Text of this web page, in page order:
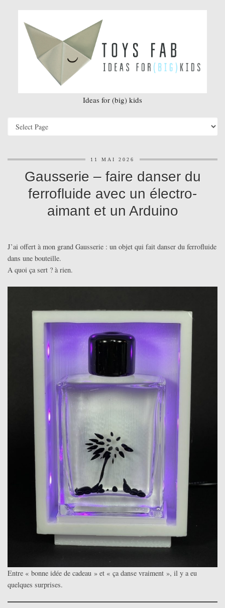
Ideas for (big) kids
11 MAI 2026
Gausserie – faire danser du
ferrofluide avec un électro-
aimant et un Arduino
J’ai offert à mon grand Gausserie : un objet qui fait danser du ferrofluide
dans une bouteille.
A quoi ça sert ? à rien.
Entre « bonne idée de cadeau » et « ça danse vraiment », il y a eu
quelques surprises.